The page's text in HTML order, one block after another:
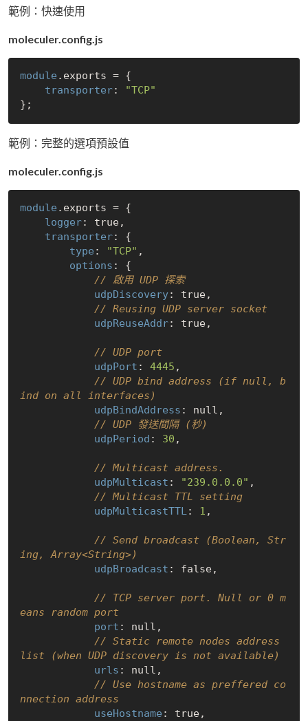
範例：快速使用
moleculer.config.js
module .exports = {
transporter:
"TCP"
範例：完整的選項預設值
moleculer.config.js
module .exports = {
logger: true,
transporter: {
type : "TCP" ,
options : {
// 啟用 UDP 探索
udpDiscovery: true,
// Reusing UDP server socket
udpReuseAddr: true,
// UDP port
udpPort : 4445 ,
// UDP bind address (if null, b
ind on all interfaces)
udpBindAddress : null ,
// UDP 發送間隔 (秒)
udpPeriod : 30 ,
// Multicast address.
udpMulticast : "239.0.0.0" ,
// Multicast TTL setting
udpMulticastTTL: 1 ,
// Send broadcast (Boolean, Str
ing, Array<String>)
udpBroadcast : false,
// TCP server port. Null or 0 m
eans random port
port : null ,
// Static remote nodes address
list (when UDP discovery is not available)
urls : null ,
// Use hostname as preffered co
nnection address
useHostname : true,